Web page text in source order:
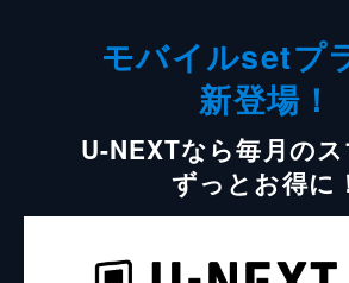
モバイルsetプ
新登場！
U-NEXTなら毎月の
ずっとお得に